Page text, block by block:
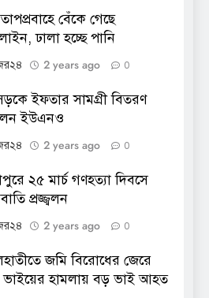
তাপপ্রবাহে বেঁকে গেছে
ঢালা হচ্ছে পানি
2 years ago 0
ইফতার সামগ্রী বিতরণ
ইউএনও
2 years ago 0
২৫ মার্চ গণহত্যা দিবসে
প্রজ্জ্বলন
2 years ago 0
জমি বিরোধের জেরে
হামলায় বড় ভাই আহত